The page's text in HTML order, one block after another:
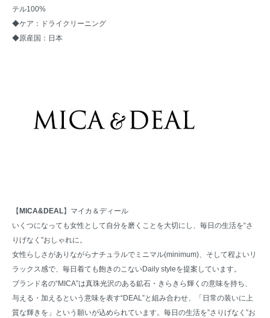
テル100%
◆ケア：ドライクリーニング
◆原産国：日本
【 MICA&DEAL】マイカ＆ディール
いくつになっても女性として自分を磨くことを大切にし、毎日の生活を“さ
りげなく”おしゃれに。
女性らしさがありながらナチュラルでミニマル(minimum)、そして程よいリ
ラックス感で、毎日着ても飽きのこないDaily styleを提案しています。
ブランド名の“MICA”は真珠光沢のある鉱石・きらきら輝くの意味を持ち、
与える・加えるという意味を表す“DEAL”と組み合わせ、「日常の装いに上
質な輝きを」という願いが込められています。毎日の生活を”さりげなく”お